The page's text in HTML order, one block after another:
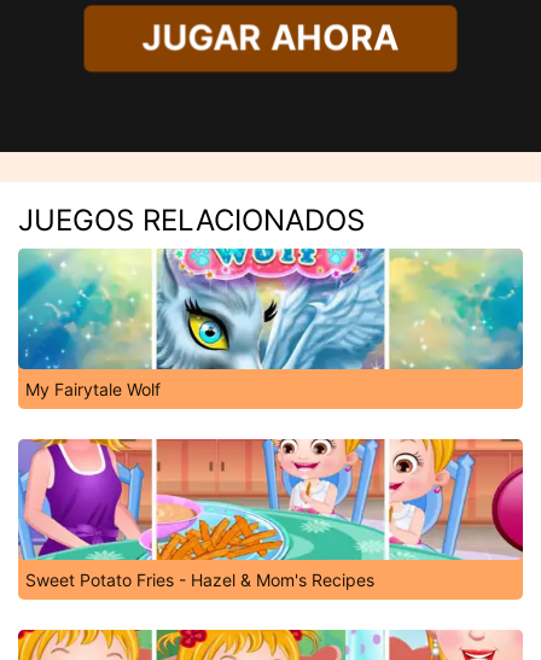
JUGAR AHORA
JUEGOS RELACIONADOS
My Fairytale Wolf
Sweet Potato Fries - Hazel & Mom's Recipes